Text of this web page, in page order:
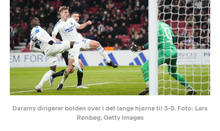
Daramy dirigerer bolden over i det lange hjørne til 3-0. Foto: Lars
Rønbøg, Getty Images